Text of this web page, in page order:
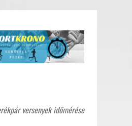
versenyek időmérése